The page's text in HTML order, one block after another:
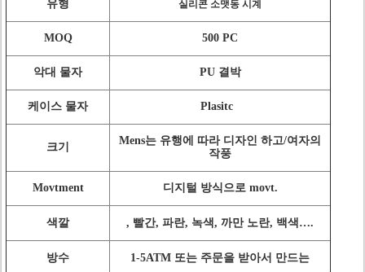
유형 실리콘 소맷동 시계
MOQ 500 PC
악대 물자 PU 결박
케이스 물자 Plasitc
크기
Mens는 유행에 따라 디자인 하고/여자의
작풍
Movtment 디지털 방식으로 movt.
색깔 , 빨간, 파란, 녹색, 까만 노란, 백색….
방수 1-5ATM 또는 주문을 받아서 만드는